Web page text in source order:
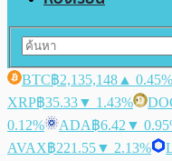
BTC฿2,135,148 ▲ 0.45%
XRP฿35.33▼ 1.43%
0.12%
ADA฿6.42 ▼
AVAX฿221.55▼ 2.13%